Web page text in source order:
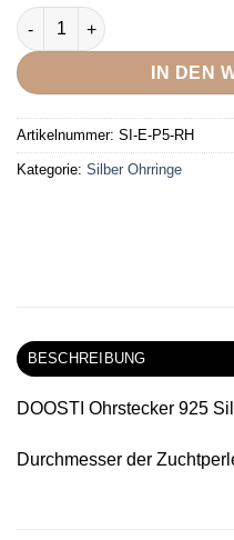
DOOSTI Damen Ohrstecker
IN DEN
Artikelnummer: SI-E-P5-RH
Kategorie: Silber Ohrringe
BESCHREIBUNG
DOOSTI Ohrstecker 925
Durchmesser der